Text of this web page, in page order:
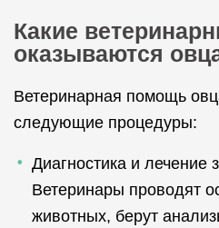
Какие
оказываются
Ветеринарная помощь
следующие процедуры:
Диагностика и лечение
Ветеринары проводят
животных, берут